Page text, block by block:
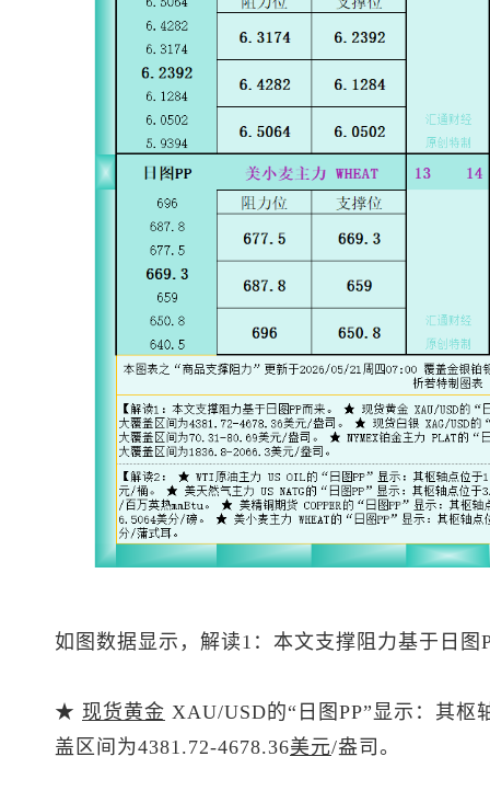
如图数据显示，解读1：本文支撑阻力基于日图
★ 现货黄金 XAU/USD的“日图PP”显示：其枢
盖区间为4381.72-4678.36美元/盎司。